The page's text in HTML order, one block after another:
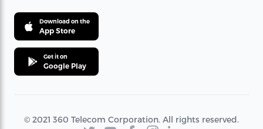
Download on the
App Store
Get it on
Google Play
© 2021 360 Telecom Corporation. All rights reserved.